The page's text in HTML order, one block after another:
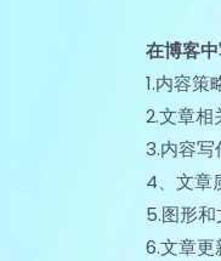
在博客中
1.内容策
2.文章相
3.内容写
4、文章
5.图形
6.文章更